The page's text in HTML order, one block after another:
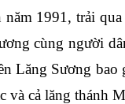
1991, trải
cùng người
Lăng Sương
và cả lăng thánh